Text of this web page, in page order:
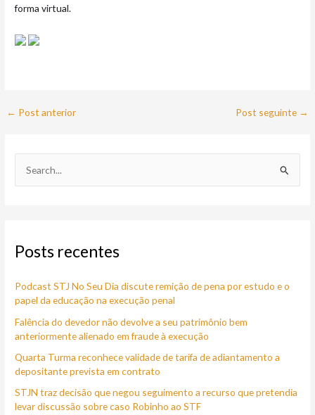
forma virtual.
← Post anterior Post seguinte →
u
s
a
r
p
o
:
Posts recentes
Podcast STJ No Seu Dia discute remição de pena por estudo e o
papel da educação na execução penal
Falência do devedor não devolve a seu patrimônio bem
anteriormente alienado em fraude à execução
Quarta Turma reconhece validade de tarifa de adiantamento a
depositante prevista em contrato
STJN traz decisão que negou seguimento a recurso que pretendia
levar discussão sobre caso Robinho ao STF